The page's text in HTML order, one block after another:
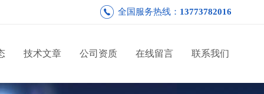
全国服务热线： 13773782016
技术文章 公司资质 在线留言 联系我们